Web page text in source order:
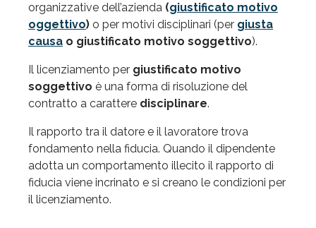
organizzative dell’azienda (giustificato motivo
oggettivo) o per motivi disciplinari (per giusta
causa o giustificato motivo soggettivo).
Il licenziamento per giustificato motivo
soggettivo è una forma di risoluzione del
contratto a carattere disciplinare.
Il rapporto tra il datore e il lavoratore trova
fondamento nella fiducia. Quando il dipendente
adotta un comportamento illecito il rapporto di
fiducia viene incrinato e si creano le condizioni per
il licenziamento.